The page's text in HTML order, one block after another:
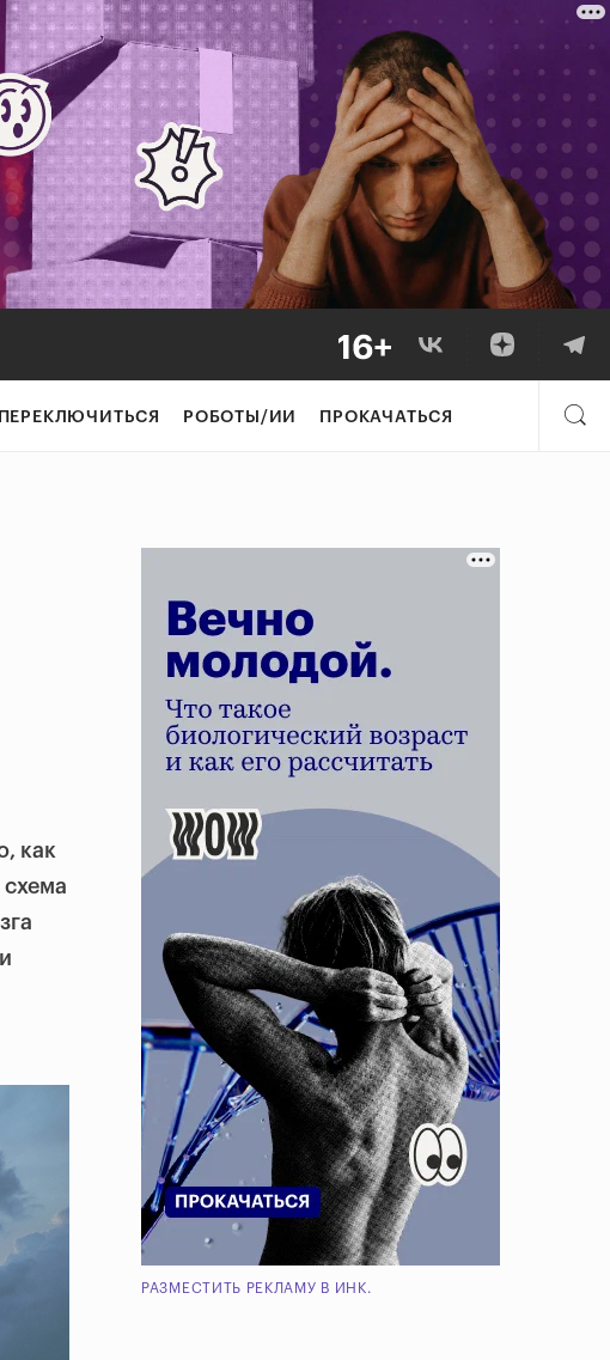
ПЕРЕКЛЮЧИТЬСЯ РОБОТЫ/ИИ ПРОКАЧАТЬСЯ
как
РАЗМЕСТИТЬ РЕКЛАМУ В ИНК.